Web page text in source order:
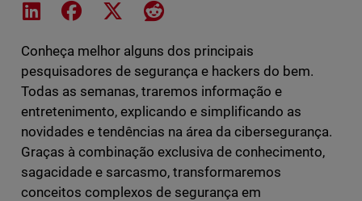
Share on LinkedIn
Share on Facebook
Share on XShare on Reddit
Conheça melhor alguns dos principais
pesquisadores de segurança e hackers do bem.
Todas as semanas, traremos informação e
entretenimento, explicando e simplificando as
novidades e tendências na área da cibersegurança.
Graças à combinação exclusiva de conhecimento,
sagacidade e sarcasmo, transformaremos
conceitos complexos de segurança em